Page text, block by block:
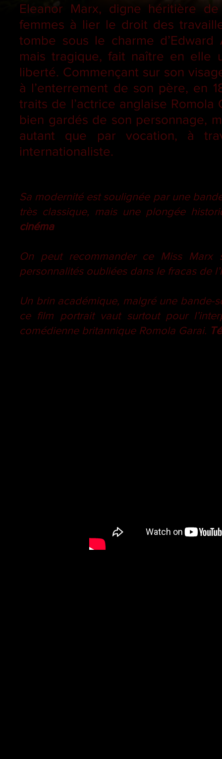
Eleanor Marx, digne héritière
femmes à lier le droit des
tombe sous le charme d’Edward
mais tragique, fait naître en elle
liberté. Commençant sur son
à l’enterrement de son père, en
traits de l’actrice anglaise
bien gardés de son personnage,
autant que par vocation, à
internationaliste.
Sa modernité est soulignée par une
très classique, mais une plongée
cinéma
On peut recommander ce Miss Marx
personnalités oubliées dans le fracas de
Un brin académique, malgré une bande-
ce film portrait vaut surtout pour
comédienne britannique Romola Garai.